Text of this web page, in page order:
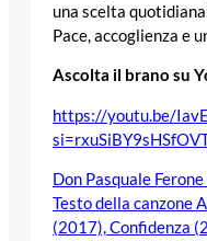
una scelta
Pace, accoglienza e
Ascolta il brano su
https://youtu.be/
Don Pasquale
Testo della canzone
(2017), Confidenza